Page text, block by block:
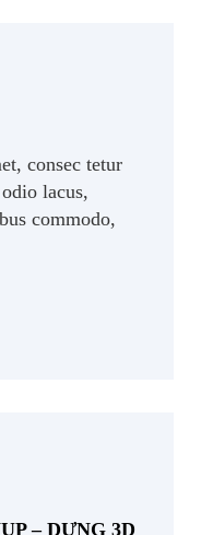
consec tetur
lacus,
commodo,
– DỰNG 3D